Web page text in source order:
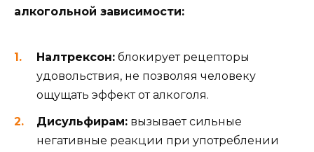
алкогольной зависимости:
Налтрексон: блокирует рецепторы
удовольствия, не позволяя человеку
ощущать эффект от алкоголя.
Дисульфирам: вызывает сильные
негативные реакции при употреблении